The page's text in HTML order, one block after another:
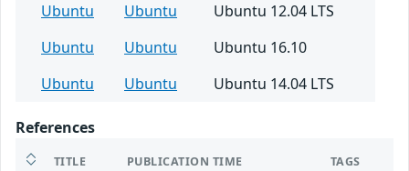
Ubuntu
Ubuntu
Ubuntu 12.04 LTS
Ubuntu
Ubuntu
Ubuntu 16.10
Ubuntu
Ubuntu Ubuntu 14.04 LTS
References
TITLE PUBLICATION TIME TAGS